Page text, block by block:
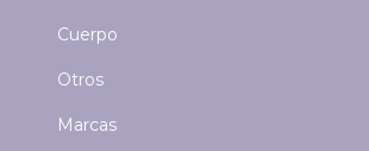
Cuerpo
Otros
Marcas